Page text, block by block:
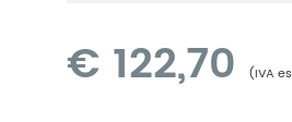
€ 122,70 (IVA